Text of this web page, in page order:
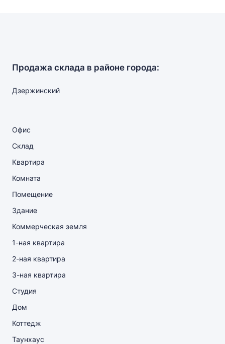
Продажа склада в районе города:
Дзержинский
Офис
Склад
Квартира
Комната
Помещение
Здание
Коммерческая земля
1-ная квартира
2-ная квартира
3-ная квартира
Студия
Дом
Коттедж
Таунхаус